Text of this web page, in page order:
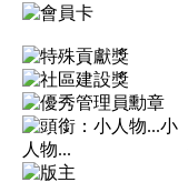
小
人物...